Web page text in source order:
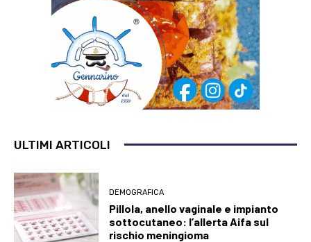
ULTIMI ARTICOLI
DEMOGRAFICA
Pillola, anello vaginale e impianto
sottocutaneo: l’allerta Aifa sul
rischio meningioma